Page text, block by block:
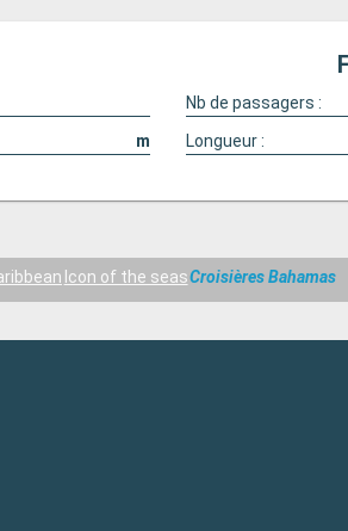
Nb de passagers :
m Longueur :
Icon of the seasCroisières Bahamas